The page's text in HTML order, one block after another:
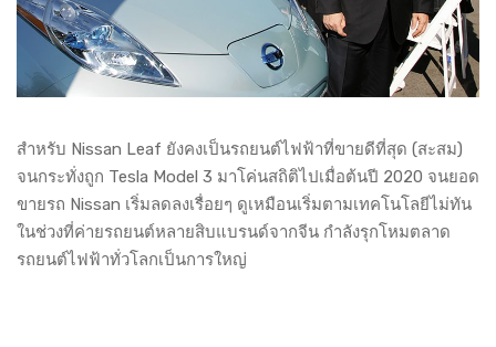
สำหรับ Nissan Leaf ยังคงเป็นรถยนต์ไฟฟ้าที่ขายดีที่สุด (สะสม)
จนกระทั่งถูก Tesla Model 3 มาโค่นสถิติไปเมื่อต้นปี 2020 จนยอด
ขายรถ Nissan เริ่มลดลงเรื่อยๆ ดูเหมือนเริ่มตามเทคโนโลยีไม่ทัน
ในช่วงที่ค่ายรถยนต์หลายสิบแบรนด์จากจีน กำลังรุกโหมตลาด
รถยนต์ไฟฟ้าทั่วโลกเป็นการใหญ่